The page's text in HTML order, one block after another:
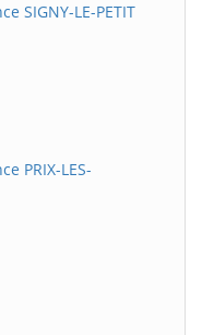
SIGNY-LE-PETIT
PRIX-LES-